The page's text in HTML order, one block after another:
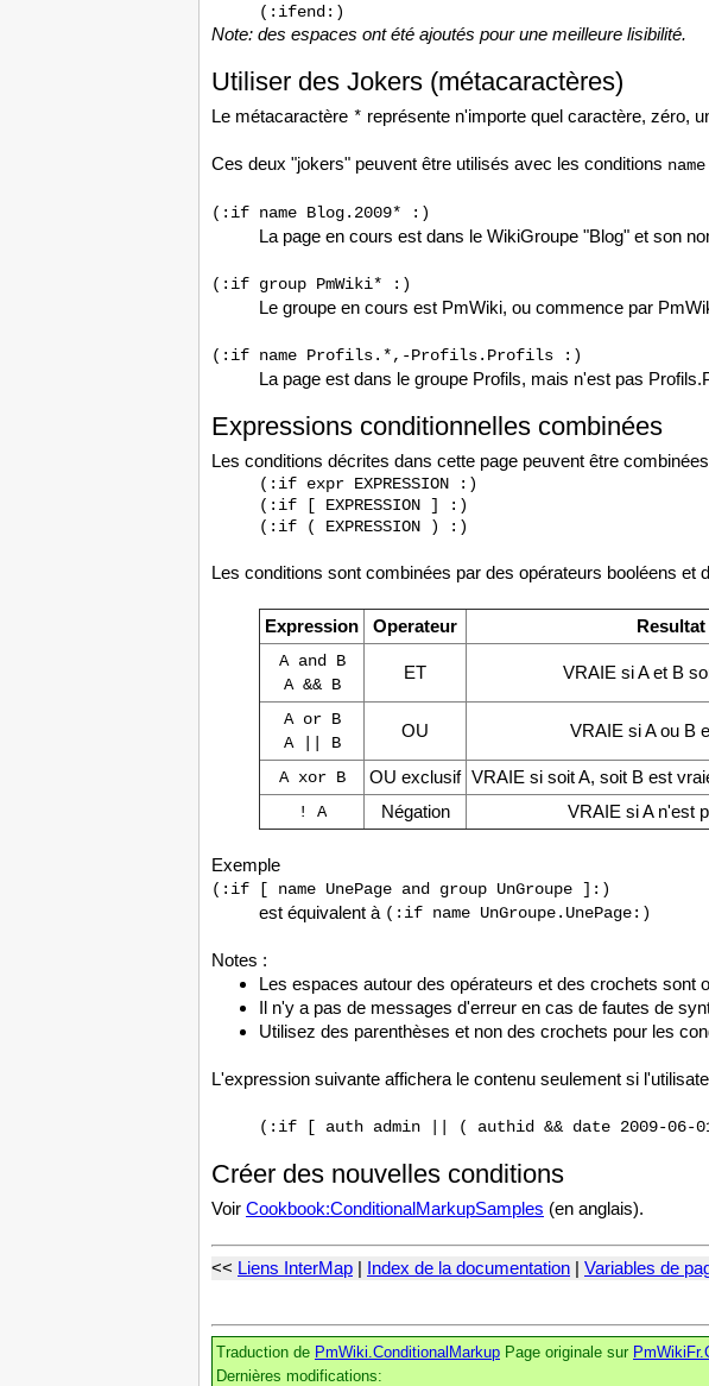
Note: des espaces ont été ajoutés pour une meilleure lisibilité.
Utiliser des Jokers (métacaractères)
Le métacaractère * représente n'importe quel caractère, zéro,
Ces deux "jokers" peuvent être utilisés avec les conditions name
(:if name Blog.2009* :)
La page en cours est dans le WikiGroupe "Blog" et son
(:if group PmWiki* :)
Le groupe en cours est PmWiki, ou commence par
(:if name Profils.*,-Profils.Profils :)
La page est dans le groupe Profils, mais n'est pas
Expressions conditionnelles combinées
Les conditions décrites dans cette page peuvent être
(:if expr EXPRESSION :)
(:if [ EXPRESSION ] :)
(:if ( EXPRESSION ) :)
Les conditions sont combinées par des opérateurs booléens
Expression Operateur Resultat
A and B
A && B
ET VRAIE si A et B
A or B
A || B
OU VRAIE si A ou B
A xor B OU exclusif VRAIE si soit A, soit B est
! A Négation VRAIE si A n'est
Exemple
(:if [ name UnePage and group UnGroupe ]:)
est équivalent à (:if name UnGroupe.UnePage:)
Notes :
Les espaces autour des opérateurs et des crochets sont
Il n'y a pas de messages d'erreur en cas de fautes de
Utilisez des parenthèses et non des crochets pour les
L'expression suivante affichera le contenu seulement si
(:if [ auth admin || ( authid && date 2009-
Créer des nouvelles conditions
Voir Cookbook:ConditionalMarkupSamples (en anglais).
<< Liens InterMap | Index de la documentation | Variables de
Traduction de PmWiki.ConditionalMarkup Page originale sur
Dernières modifications: